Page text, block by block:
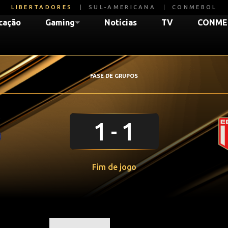
LIBERTADORES SUL-AMERICANA CONMEBOL
Gaming Notícias TV
FASE DE GRUPOS
1 1
Fim de jogo